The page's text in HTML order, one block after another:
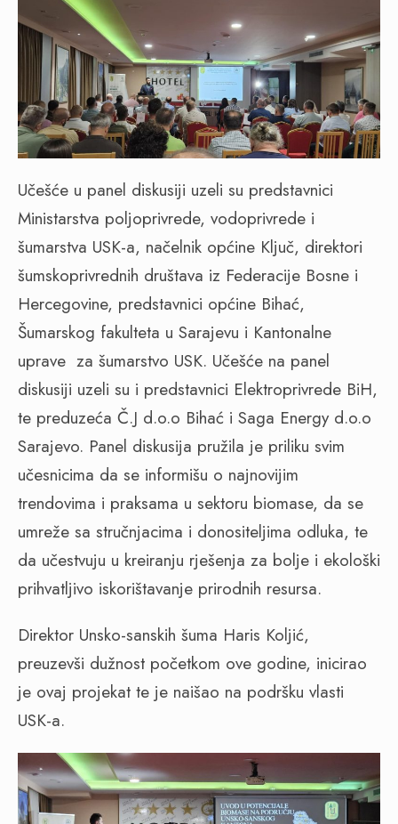
Učešće u panel diskusiji uzeli su predstavnici
Ministarstva poljoprivrede, vodoprivrede i
šumarstva USK-a, načelnik općine Ključ, direktori
šumskoprivrednih društava iz Federacije Bosne i
Hercegovine, predstavnici općine Bihać,
Šumarskog fakulteta u Sarajevu i Kantonalne
uprave za šumarstvo USK. Učešće na panel
diskusiji uzeli su i predstavnici Elektroprivrede BiH,
te preduzeća Č.J d.o.o Bihać i Saga Energy d.o.o
Sarajevo. Panel diskusija pružila je priliku svim
učesnicima da se informišu o najnovijim
trendovima i praksama u sektoru biomase, da se
umreže sa stručnjacima i donositeljima odluka, te
da učestvuju u kreiranju rješenja za bolje i ekološki
prihvatljivo iskorištavanje prirodnih resursa.
Direktor Unsko-sanskih šuma Haris Koljić,
preuzevši dužnost početkom ove godine, inicirao
je ovaj projekat te je naišao na podršku vlasti
USK-a.